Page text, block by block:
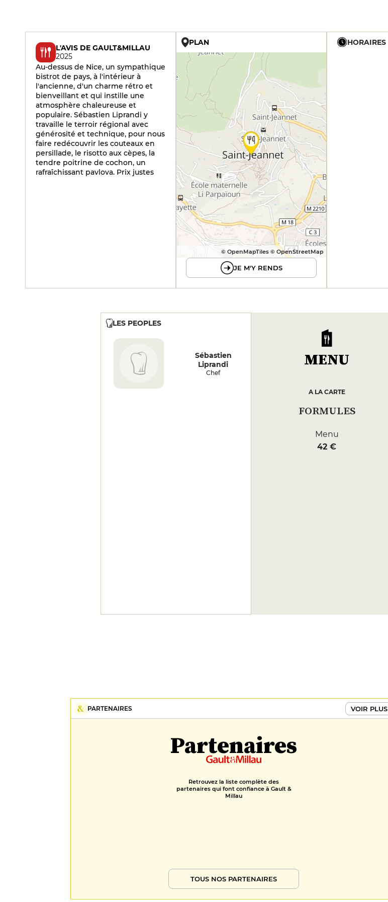
L'AVIS DE GAULT&MILLAU
2025
Au-dessus de Nice, un sympathique
bistrot de pays, à l'intérieur à
l'ancienne, d'un charme rétro et
bienveillant et qui instille une
atmosphère chaleureuse et
populaire. Sébastien Liprandi y
travaille le terroir régional avec
générosité et technique, pour nous
faire redécouvrir les couteaux en
persillade, le risotto aux cèpes, la
tendre poitrine de cochon, un
rafraîchissant pavlova. Prix justes
PLAN
© OpenMapTiles © OpenStreetMap
JE M'Y RENDS
HORAIRES
LES PEOPLES
Sébastien
Liprandi
Chef
MENU
A LA CARTE
FORMULES
Menu
42 €
PARTENAIRES VOIR PLUS
Partenaires
Retrouvez la liste complète des
partenaires qui font confiance à Gault &
Millau
TOUS NOS PARTENAIRES